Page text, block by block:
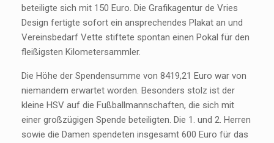
beteiligte sich mit 150 Euro. Die Grafikagentur de Vries
Design fertigte sofort ein ansprechendes Plakat an und
Vereinsbedarf Vette stiftete spontan einen Pokal für den
fleißigsten Kilometersammler.
Die Höhe der Spendensumme von 8419,21 Euro war von
niemandem erwartet worden. Besonders stolz ist der
kleine HSV auf die Fußballmannschaften, die sich mit
einer großzügigen Spende beteiligten. Die 1. und 2. Herren
sowie die Damen spendeten insgesamt 600 Euro für das